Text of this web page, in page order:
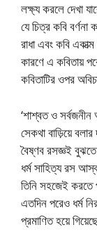
লক্ষ্য করলে দেখা
যে চিত্র কবি
রাধা এবং কবি
কারণে এ কবিতায়
কবিতাটির ওপর
‘শাশ্বত ও সর্বজনীন
সেকথা বাড়িয়ে
বৈষ্ণব রসজ্ঞই
ধর্ম সাহিত্য রস
তিনি সহজেই করতে
এতদিন পরেও ধর্ম
প্রমাণিত হয়ে